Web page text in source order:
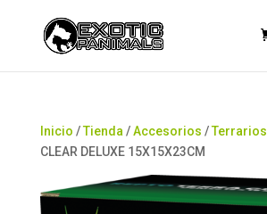
Inicio /Tienda /Accesorios /Terrarios
CLEAR DELUXE 15X15X23CM